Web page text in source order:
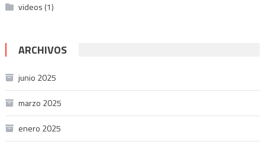
videos (1)
ARCHIVOS
junio 2025
marzo 2025
enero 2025